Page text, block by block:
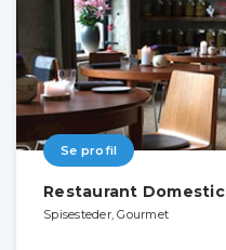
Se profil
Restaurant Domestic
Spisesteder, Gourmet